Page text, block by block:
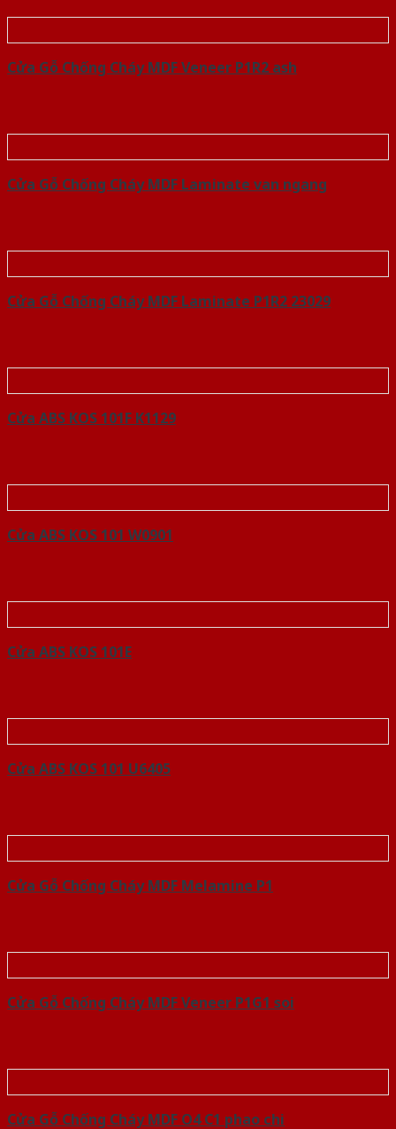
Cửa Gỗ Chống Cháy MDF Veneer P1R2 ash
Cửa Gỗ Chống Cháy MDF Laminate van ngang
Cửa Gỗ Chống Cháy MDF Laminate P1R2 23029
Cửa ABS KOS 101F K1129
Cửa ABS KOS 101 W0901
Cửa ABS KOS 101E
Cửa ABS KOS 101 U6405
Cửa Gỗ Chống Cháy MDF Melamine P1
Cửa Gỗ Chống Cháy MDF Veneer P1G1 soi
Cửa Gỗ Chống Cháy MDF O4 C1 phao chi